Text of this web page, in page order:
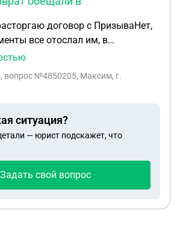
договор с ПризываНет,
все отослал им, в
все про расторжение, какую
Ситуация в том, что
дней, на данный момент
сильно просрочен, звонил
вопрос с возвратом вывели в
не устраивает то, что они так
все это, хотелось бы
судов, но и просто так их
, вопрос №4850205, Максим, г.
ситуация?
— юрист подскажет, что
Задать свой вопрос